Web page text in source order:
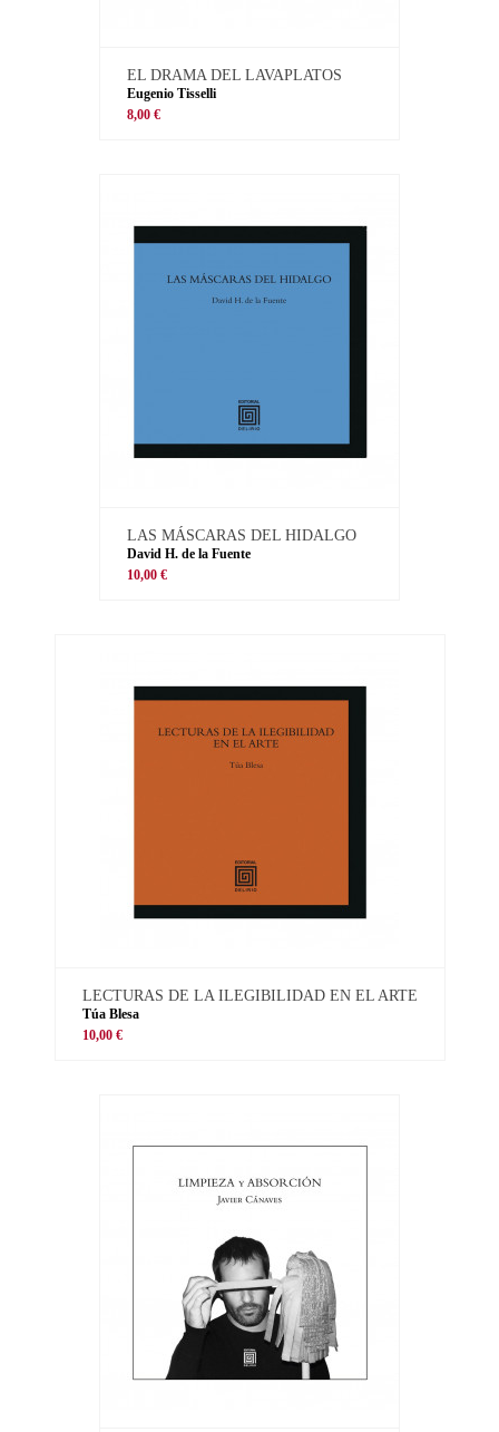
EL DRAMA DEL LAVAPLATOS
Eugenio Tisselli
8,00 €
LAS MÁSCARAS DEL HIDALGO
David H. de la Fuente
10,00 €
LECTURAS DE LA ILEGIBILIDAD EN EL ARTE
Túa Blesa
10,00 €